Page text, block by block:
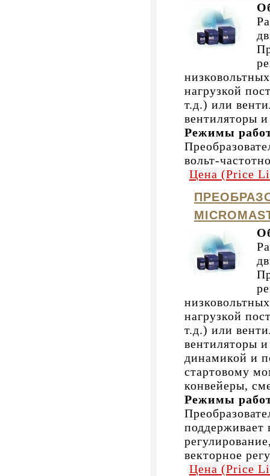
нагрузкой
т.д.) или
вентиляторы
Режимы
вольт-
Цена (Price
нагрузкой
т.д.) или
вентиляторы
динамикой и
стартовому
конвейеры,
Режимы
поддерживает
векторное
Цена (Price